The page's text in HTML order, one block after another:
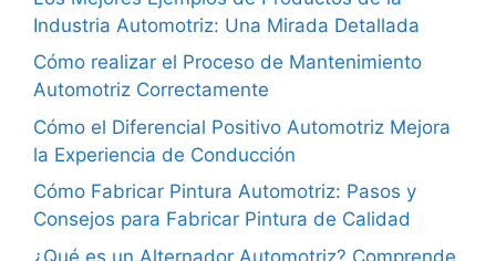
Industria Automotriz: Una Mirada Detallada
Cómo realizar el Proceso de Mantenimiento
Automotriz Correctamente
Cómo el Diferencial Positivo Automotriz Mejora
la Experiencia de Conducción
Cómo Fabricar Pintura Automotriz: Pasos y
Consejos para Fabricar Pintura de Calidad
¿Qué es un Alternador Automotriz? Comprende